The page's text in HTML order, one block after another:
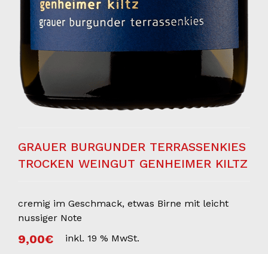
GRAUER BURGUNDER TERRASSENKIES
TROCKEN WEINGUT GENHEIMER KILTZ
cremig im Geschmack, etwas Birne mit leicht
nussiger Note
9,00€ inkl. 19 % MwSt.